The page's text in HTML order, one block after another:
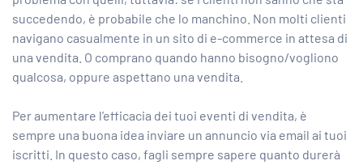
succedendo, è probabile che lo manchino. Non molti clienti
navigano casualmente in un sito di e-commerce in attesa di
una vendita. O comprano quando hanno bisogno/vogliono
qualcosa, oppure aspettano una vendita.
Per aumentare l’efficacia dei tuoi eventi di vendita, è
sempre una buona idea inviare un annuncio via email ai tuoi
iscritti. In questo caso, fagli sempre sapere quanto durerà